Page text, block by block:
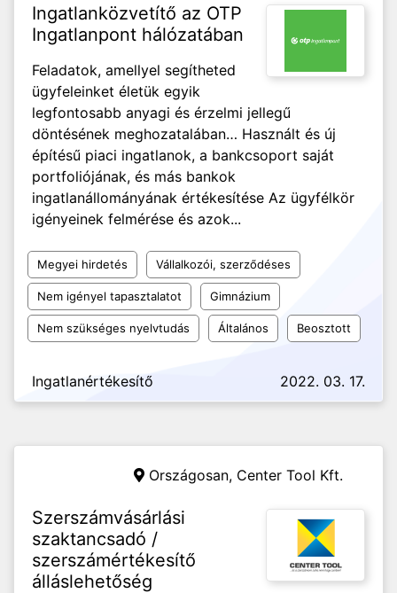
Ingatlanközvetítő az OTP
Ingatlanpont hálózatában
Feladatok, amellyel segítheted
ügyfeleinket életük egyik
legfontosabb anyagi és érzelmi jellegű
döntésének meghozatalában… Használt és új
építésű piaci ingatlanok, a bankcsoport saját
portfoliójának, és más bankok
ingatlanállományának értékesítése Az ügyfélkör
igényeinek felmérése és azok...
Megyei hirdetés Vállalkozói, szerződéses
Nem igényel tapasztalatot Gimnázium
Nem szükséges nyelvtudás Általános Beosztott
Ingatlanértékesítő 2022. 03. 17.
Országosan, Center Tool Kft.
Szerszámvásárlási
szaktancsadó /
szerszámértékesítő
álláslehetőség